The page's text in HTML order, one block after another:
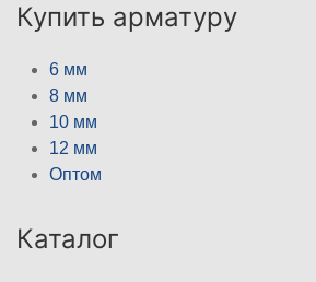
Купить арматуру
6 мм
8 мм
10 мм
12 мм
Оптом
Каталог